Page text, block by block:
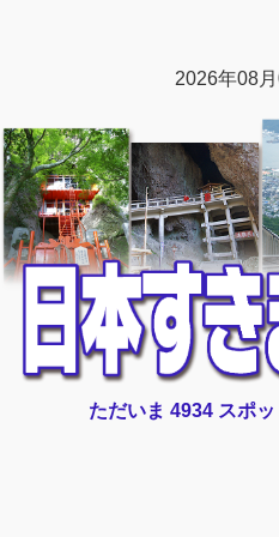
2026年08
ただいま 4934 スポ